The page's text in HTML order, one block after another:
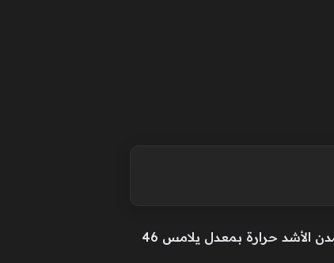
تستمر الأجواء شديدة الحرارة في فرض سيطرتها على عدة مدن؛ إذ تربعت العاصمة المقدسة على قائمة المدن الأشد حرارة بمعدل يلامس 46